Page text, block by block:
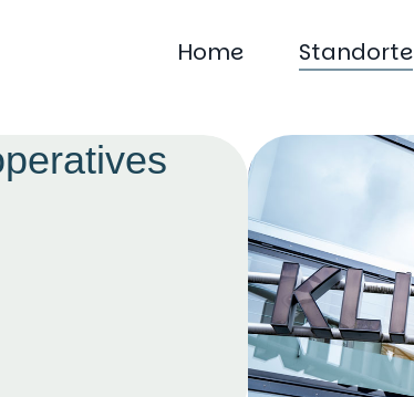
Home Standorte